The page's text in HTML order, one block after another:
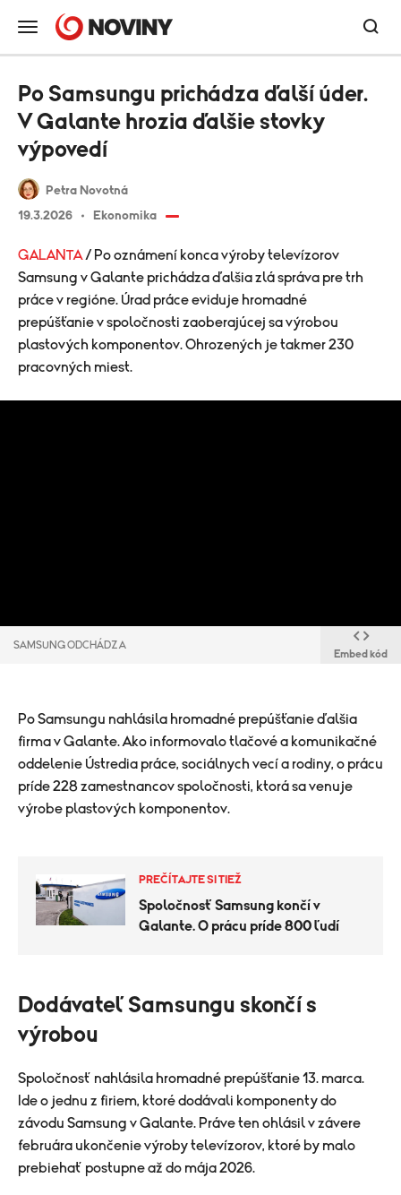
Petra Novotná
19.3.2026
Ekonomika
Po Samsungu prichádza ďalší úder.
V Galante hrozia ďalšie stovky
výpovedí
GALANTA / Po oznámení konca výroby televízorov
Samsung v Galante prichádza ďalšia zlá správa pre trh
práce v regióne. Úrad práce eviduje hromadné
prepúšťanie v spoločnosti zaoberajúcej sa výrobou
plastových komponentov. Ohrozených je takmer 230
pracovných miest.
SAMSUNG ODCHÁDZA
Embed kód
Po Samsungu nahlásila hromadné prepúšťanie ďalšia
firma v Galante. Ako informovalo tlačové a komunikačné
oddelenie Ústredia práce, sociálnych vecí a rodiny, o prácu
príde 228 zamestnancov spoločnosti, ktorá sa venuje
výrobe plastových komponentov.
PREČÍTAJTE SI TIEŽ
Spoločnosť Samsung končí v
Galante. O prácu príde 800 ľudí
Dodávateľ Samsungu skončí s
výrobou
Spoločnosť nahlásila hromadné prepúšťanie 13. marca.
Ide o jednu z firiem, ktoré dodávali komponenty do
závodu Samsung v Galante. Práve ten ohlásil v závere
februára ukončenie výroby televízorov, ktoré by malo
prebiehať postupne až do mája 2026.